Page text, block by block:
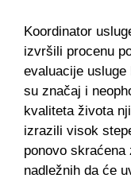
Koordinator
izvršili procenu
evaluacije
su značaj i
kvaliteta života
izrazili visok
ponovo
nadležnih da će